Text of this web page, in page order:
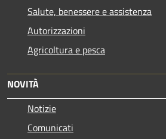
Salute, benessere e assistenza
Autorizzazioni
Agricoltura e pesca
NOVITÀ
Notizie
Comunicati